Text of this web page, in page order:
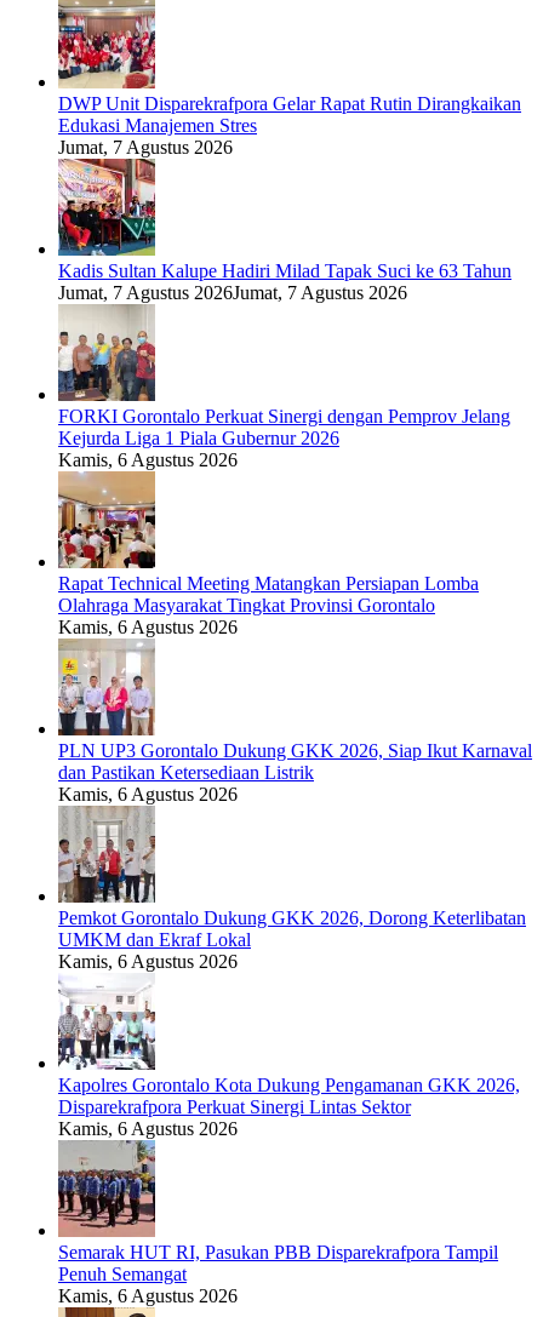
DWP Unit Disparekrafpora Gelar Rapat Rutin Dirangkaikan
Edukasi Manajemen Stres
Jumat, 7 Agustus 2026
Kadis Sultan Kalupe Hadiri Milad Tapak Suci ke 63 Tahun
Jumat, 7 Agustus 2026Jumat, 7 Agustus 2026
FORKI Gorontalo Perkuat Sinergi dengan Pemprov Jelang
Kejurda Liga 1 Piala Gubernur 2026
Kamis, 6 Agustus 2026
Rapat Technical Meeting Matangkan Persiapan Lomba
Olahraga Masyarakat Tingkat Provinsi Gorontalo
Kamis, 6 Agustus 2026
PLN UP3 Gorontalo Dukung GKK 2026, Siap Ikut Karnaval
dan Pastikan Ketersediaan Listrik
Kamis, 6 Agustus 2026
Pemkot Gorontalo Dukung GKK 2026, Dorong Keterlibatan
UMKM dan Ekraf Lokal
Kamis, 6 Agustus 2026
Kapolres Gorontalo Kota Dukung Pengamanan GKK 2026,
Disparekrafpora Perkuat Sinergi Lintas Sektor
Kamis, 6 Agustus 2026
Semarak HUT RI, Pasukan PBB Disparekrafpora Tampil
Penuh Semangat
Kamis, 6 Agustus 2026